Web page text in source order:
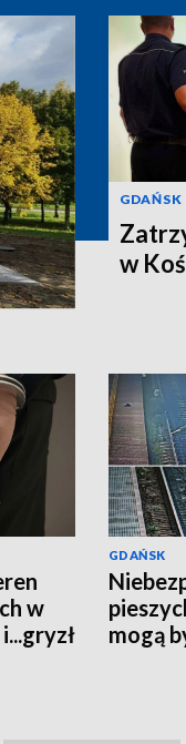
GDAŃSK
w
w
GDAŃSK
mogą